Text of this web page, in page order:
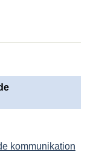
kommunikation